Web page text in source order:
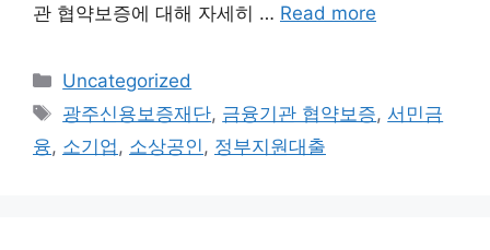
관 협약보증에 대해 자세히 … Read more
Categories
Uncategorized
Tags
광주신용보증재단, 금융기관 협약보증, 서민금
융, 소기업 , 소상공인 , 정부지원대출